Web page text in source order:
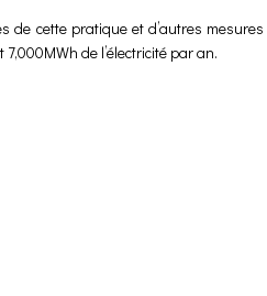
cette pratique et d’autres
de l’électricité par an.